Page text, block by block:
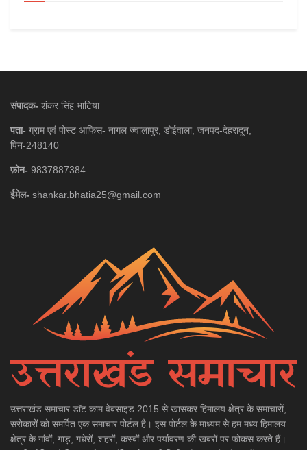
संपादक- शंकर सिंह भाटिया
पता- ग्राम एवं पोस्ट आफिस- नागल ज्वालापुर, डोईवाला, जनपद-देहरादून,
पिन-248140
फ़ोन- 9837887384
ईमेल- shankar.bhatia25@gmail.com
उत्तराखंड समाचार डाॅट काम वेबसाइड 2015 से खासकर हिमालय क्षेत्र के समाचारों,
सरोकारों को समर्पित एक समाचार पोर्टल है। इस पोर्टल के माध्यम से हम मध्य हिमालय
क्षेत्र के गांवों, गाड़, गधेरों, शहरों, कस्बों और पर्यावरण की खबरों पर फोकस करते हैं।